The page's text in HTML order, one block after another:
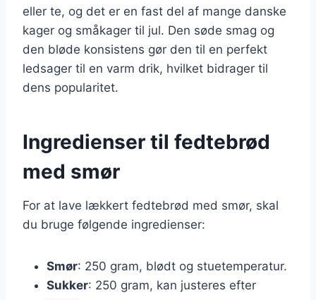
eller te, og det er en fast del af mange danske
kager og småkager til jul. Den søde smag og
den bløde konsistens gør den til en perfekt
ledsager til en varm drik, hvilket bidrager til
dens popularitet.
Ingredienser til fedtebrød
med smør
For at lave lækkert fedtebrød med smør, skal
du bruge følgende ingredienser:
Smør: 250 gram, blødt og stuetemperatur.
Sukker: 250 gram, kan justeres efter